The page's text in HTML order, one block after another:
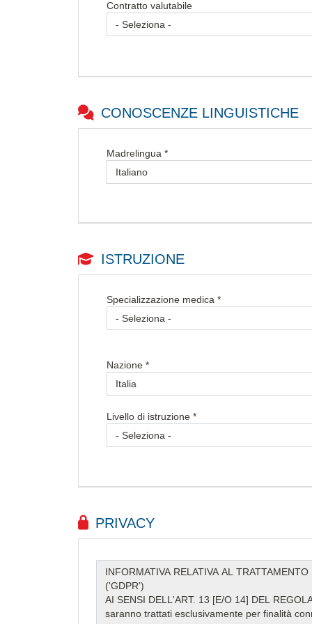
Contratto valutabile
CONOSCENZE LINGUISTICHE
Madrelingua *
ISTRUZIONE
Specializzazione medica *
Nazione *
Livello di istruzione *
PRIVACY